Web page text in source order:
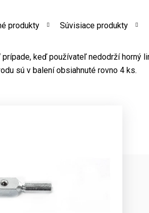
produkty Súvisiace produkty
keď používateľ nedodrží horný
sú v balení obsiahnuté rovno 4 ks.